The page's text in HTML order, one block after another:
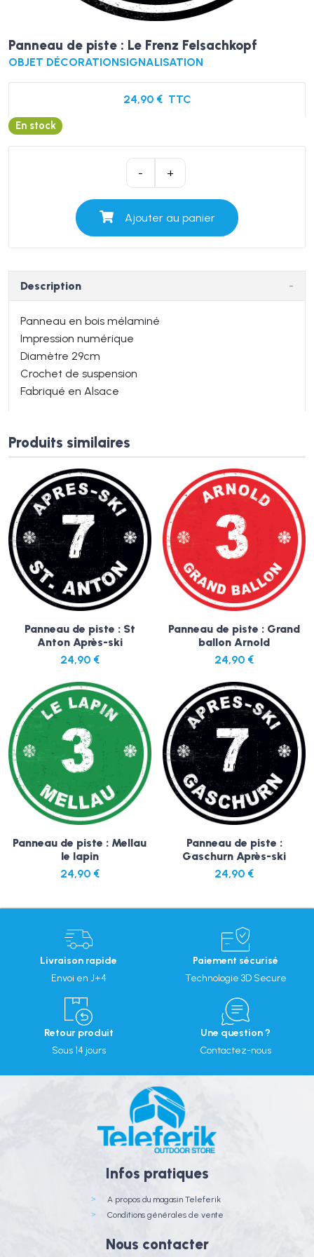
Panneau de piste : Le Frenz Felsachkopf
OBJET DÉCORATIONSIGNALISATION
24,90 € TTC
En stock
-
quantité
Panneau
de
piste
Le
+
Ajouter au panier
Description
Panneau en bois mélaminé
Impression numérique
Diamètre 29cm
Crochet de suspension
Fabriqué en Alsace
Produits similaires
Panneau de piste : St
Anton Après-ski
24,90 €
Panneau de piste : Grand
ballon Arnold
24,90 €
Panneau de piste : Mellau
le lapin
24,90 €
Panneau de piste :
Gaschurn Après-ski
24,90 €
Livraison rapide
Envoi en J+4
Paiement sécurisé
Technologie 3D Secure
Retour produit
Sous 14 jours
Une question ?
Contactez-nous
Infos pratiques
A propos du magasin Teleferik
Conditions générales de vente
Nous contacter